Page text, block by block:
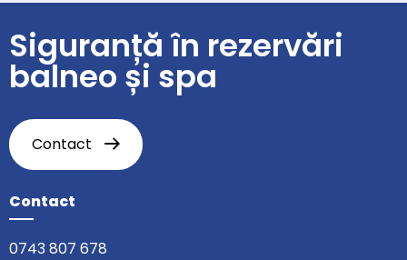
Siguranță în rezervări
balneo și spa
Contact
Contact
0743 807 678